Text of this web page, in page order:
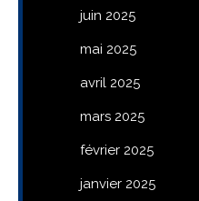
juin 2025
mai 2025
avril 2025
mars 2025
février 2025
janvier 2025